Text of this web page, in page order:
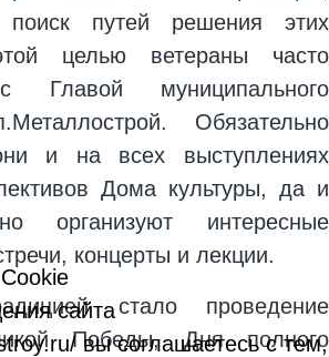
путей решения этих
целью ветераны часто
Главой муниципального
Обязательно
и на всех выступлениях
Дома культуры, да и
организуют интересные
концерты и лекции.
стало проведение
Победы, Дня полного
сайта
вы соглашаетесь с тем,